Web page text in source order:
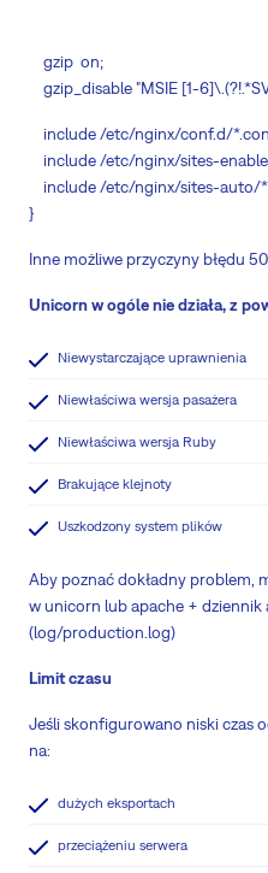
gzip on;
gzip_disable "MSIE [1-
include /etc/nginx/conf.d/
include /etc/nginx/sites-
include /etc/nginx/sites-auto/
}
Inne możliwe przyczyny błędu
Unicorn w ogóle nie działa, z
Niewystarczające uprawnienia
Niewłaściwa wersja pasażera
Niewłaściwa wersja Ruby
Brakujące klejnoty
Uszkodzony system plików
Aby poznać dokładny problem,
w unicorn lub apache + dziennik
(log/production.log)
Limit czasu
Jeśli skonfigurowano niski czas
na:
dużych eksportach
przeciążeniu serwera